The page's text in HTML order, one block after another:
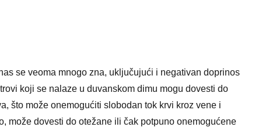
se veoma mnogo zna, uključujući i negativan doprinos
koji se nalaze u duvanskom dimu mogu dovesti do
što može onemogućiti slobodan tok krvi kroz vene i
može dovesti do otežane ili čak potpuno onemogućene